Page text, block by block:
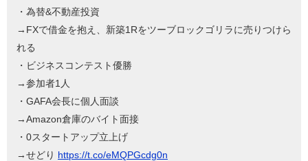
・為替&不動産投資
→FXで借金を抱え、新築1Rをツーブロックゴリラに売りつけら
れる
・ビジネスコンテスト優勝
→参加者1人
・GAFA会長に個人面談
→Amazon倉庫のバイト面接
・0スタートアップ立上げ
→せどり
https://t.co/eMQPGcdg0n